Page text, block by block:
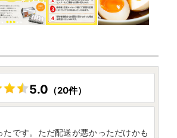
5.0 （20件）
です。ただ配送が悪かっただけかも